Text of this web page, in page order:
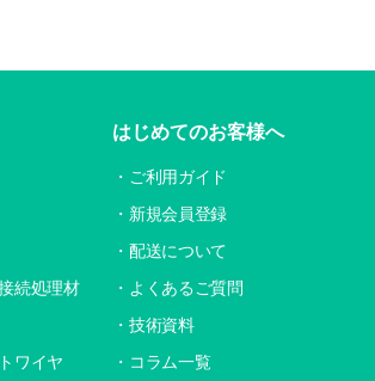
続処理材
ワイヤ
はじめてのお客様へ
ご利用ガイド
新規会員登録
配送について
よくあるご質問
技術資料
コラム一覧